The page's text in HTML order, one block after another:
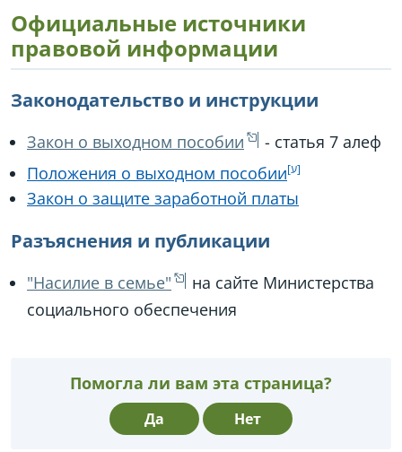
Официальные источники
правовой информации
Законодательство и инструкции
Закон о выходном пособии
- статья 7 алеф
Положения о выходном пособии
Закон о защите заработной платы
Разъяснения и публикации
"Насилие в семье"
на сайте Министерства
социального обеспечения
Помогла ли вам эта страница?
Да Нет